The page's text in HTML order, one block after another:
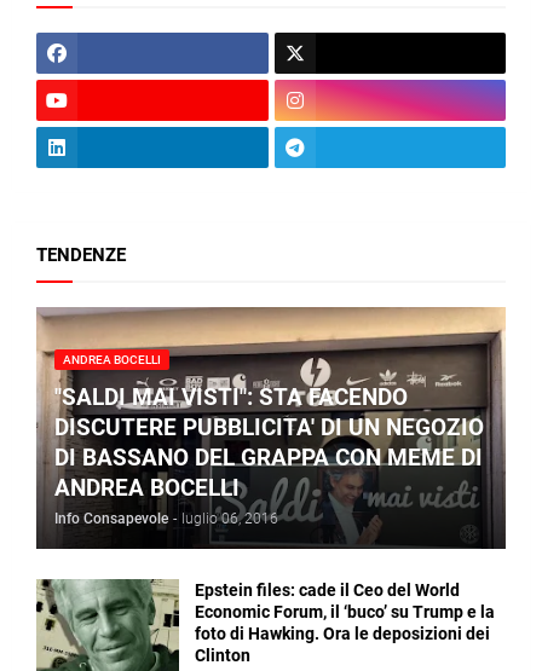
TENDENZE
ANDREA BOCELLI
"SALDI MAI VISTI": STA FACENDO
DISCUTERE PUBBLICITA' DI UN NEGOZIO
DI BASSANO DEL GRAPPA CON MEME DI
ANDREA BOCELLI
Info Consapevole - luglio 06, 2016
Epstein files: cade il Ceo del World
Economic Forum, il ‘buco’ su Trump e la
foto di Hawking. Ora le deposizioni dei
Clinton